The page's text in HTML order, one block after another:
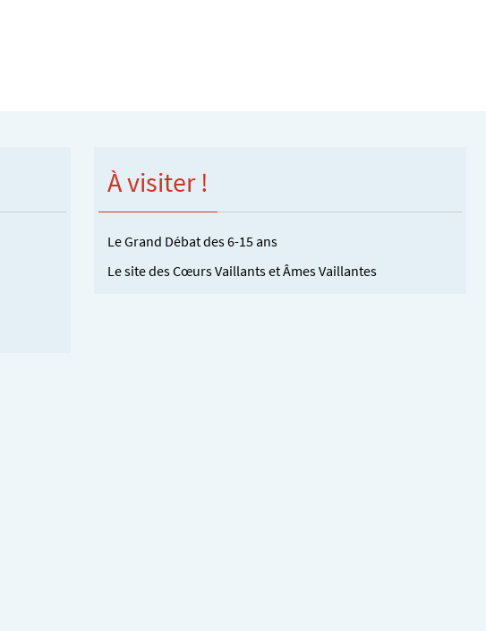
À visiter !
Le Grand Débat des 6-15 ans
Le site des Cœurs Vaillants et Âmes Vaillantes